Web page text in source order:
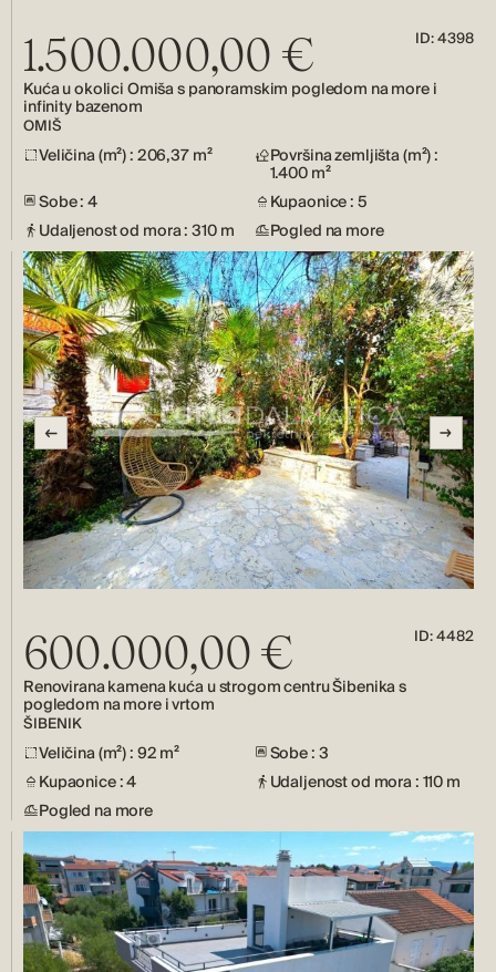
1.500.000,00 € ID: 4398
Kuća u okolici Omiša s panoramskim pogledom na more i
infinity bazenom
OMIŠ
Veličina (m²) : 206,37 m² Površina zemljišta (m²) :
1.400 m²
Sobe : 4
Kupaonice : 5
Udaljenost od mora : 310 m
Pogled na more
600.000,00 € ID: 4482
Renovirana kamena kuća u strogom centru Šibenika s
pogledom na more i vrtom
ŠIBENIK
Veličina (m²) : 92 m²
Sobe : 3
Kupaonice : 4
Udaljenost od mora : 110 m
Pogled na more